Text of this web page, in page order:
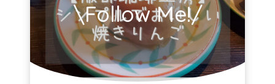
\Follow Me!/